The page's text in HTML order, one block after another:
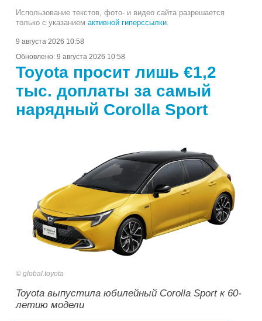
Использование текстов, фото- и видео сайта разрешается
только с указанием активной гиперссылки.
9 августа 2026 10:58
Обновлено: 9 августа 2026 10:58
Toyota просит лишь €1,2
тыс. доплаты за самый
нарядный Corolla Sport
global.toyota
Toyota выпустила юбилейный Corolla Sport к 60-
летию модели